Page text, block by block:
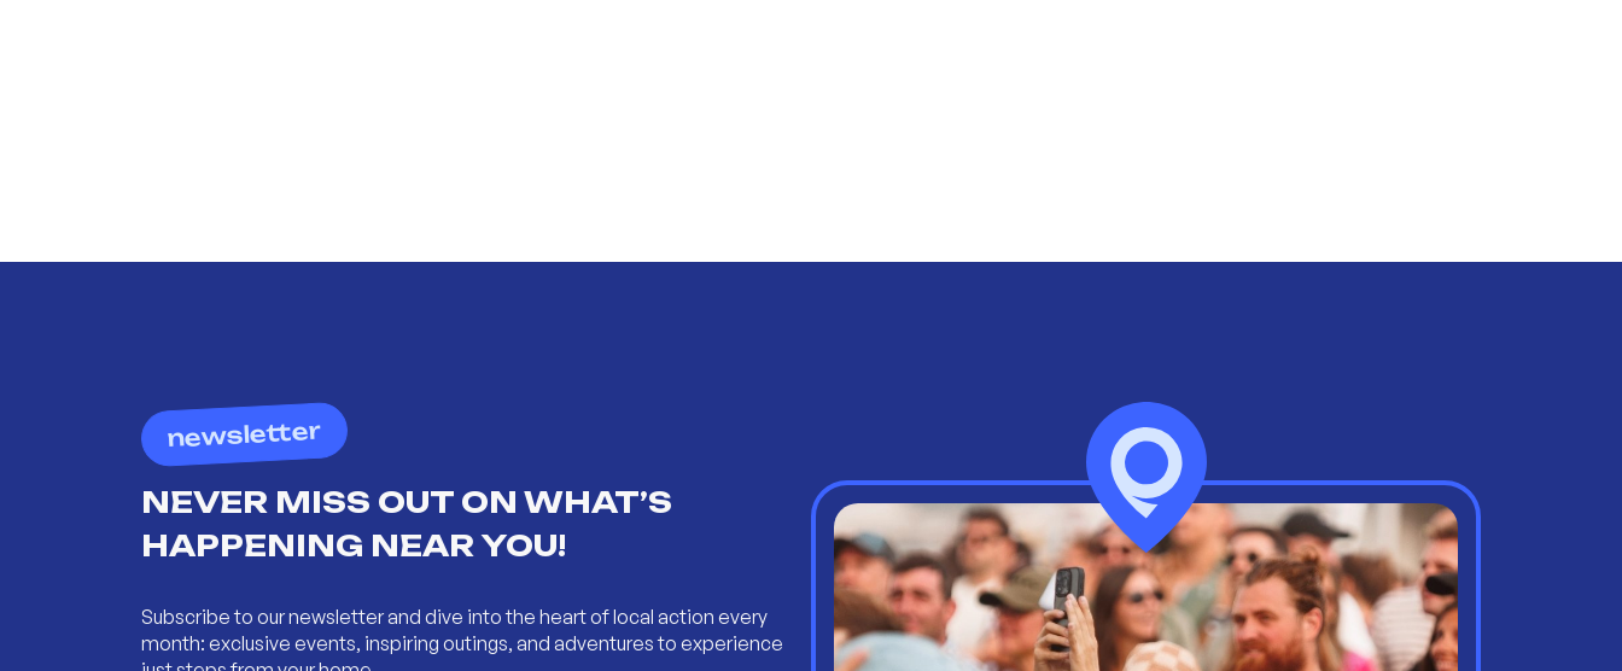
newsletter
NEVER MISS OUT ON WHAT’S
HAPPENING NEAR YOU!
Subscribe to our newsletter and dive into the heart of local action every
month: exclusive events, inspiring outings, and adventures to experience